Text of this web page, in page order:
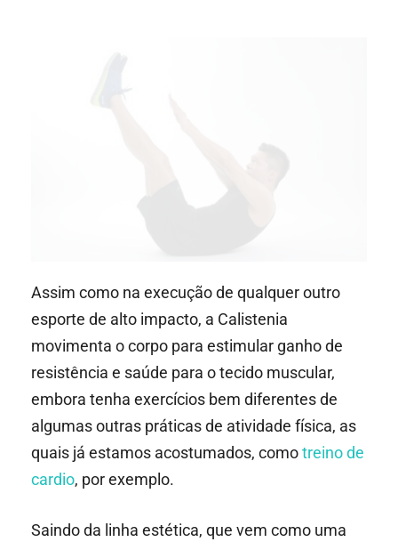
Assim como na execução de qualquer outro
esporte de alto impacto, a Calistenia
movimenta o corpo para estimular ganho de
resistência e saúde para o tecido muscular,
embora tenha exercícios bem diferentes de
algumas outras práticas de atividade física, as
quais já estamos acostumados, comotreino de
cardio, por exemplo.
Saindo da linha estética, que vem como uma